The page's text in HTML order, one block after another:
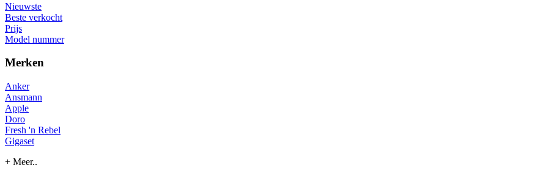
Nieuwste
Beste verkocht
Prijs
Model nummer
Merken
Anker
Ansmann
Apple
Doro
Fresh 'n Rebel
Gigaset
+ Meer..